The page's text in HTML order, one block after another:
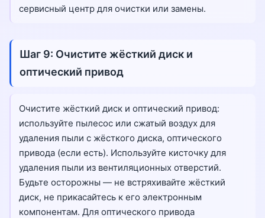
сервисный центр для очистки или замены.
Шаг 9: Очистите жёсткий диск и
оптический привод
Очистите жёсткий диск и оптический привод:
используйте пылесос или сжатый воздух для
удаления пыли с жёсткого диска, оптического
привода (если есть). Используйте кисточку для
удаления пыли из вентиляционных отверстий.
Будьте осторожны — не встряхивайте жёсткий
диск, не прикасайтесь к его электронным
компонентам. Для оптического привода